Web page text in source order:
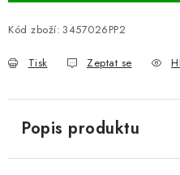
Kód zboží: 3457026PP2
Tisk Zeptat se
Popis produktu